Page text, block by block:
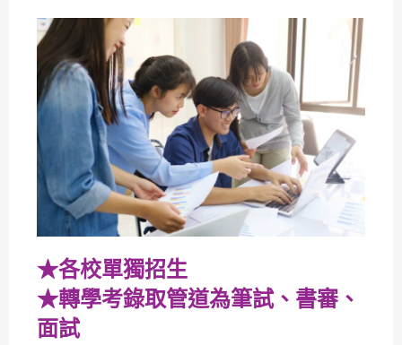
★各校單獨招生
★轉學考錄取管道為筆試、書審、
面試